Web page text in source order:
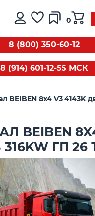
0
8 (800) 350-60-12
8 (914) 601-12-55 МСК
BEIBEN 8x4 V3 4143K
BEIBEN
316KW ГП